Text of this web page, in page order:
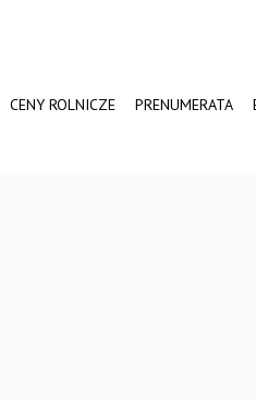
CENY ROLNICZE PRENUMERATA